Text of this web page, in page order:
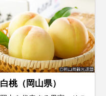
白桃（岡山県）